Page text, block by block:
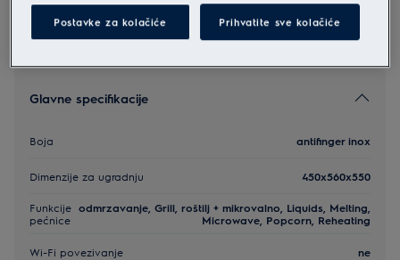
Glavne specifikacije
Boja antifinger inox
Dimenzije za ugradnju 450x560x550
Funkcije
pećnice
odmrzavanje, Grill, roštilj + mikrovalno, Liquids, Melting,
Microwave, Popcorn, Reheating
Wi-Fi povezivanje ne
Postavke za kolačiće Prihvatite sve kolačiće